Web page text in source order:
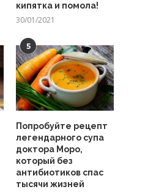
кипятка и помола!
30/01/2021
5
Попробуйте рецепт
легендарного супа
доктора Моро,
который без
антибиотиков спас
тысячи жизней